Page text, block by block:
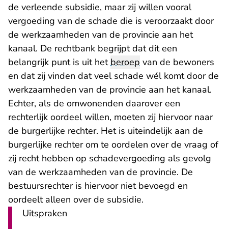
de verleende subsidie, maar zij willen vooral
vergoeding van de schade die is veroorzaakt door
de werkzaamheden van de provincie aan het
kanaal. De rechtbank begrijpt dat dit een
belangrijk punt is uit hetberoep van de bewoners
en dat zij vinden dat veel schade wél komt door de
werkzaamheden van de provincie aan het kanaal.
Echter, als de omwonenden daarover een
rechterlijk oordeel willen, moeten zij hiervoor naar
de burgerlijke rechter. Het is uiteindelijk aan de
burgerlijke rechter om te oordelen over de vraag of
zij recht hebben op schadevergoeding als gevolg
van de werkzaamheden van de provincie. De
bestuursrechter is hiervoor niet bevoegd en
oordeelt alleen over de subsidie.
Uitspraken